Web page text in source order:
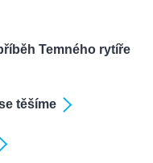
Temného rytíře
těšíme